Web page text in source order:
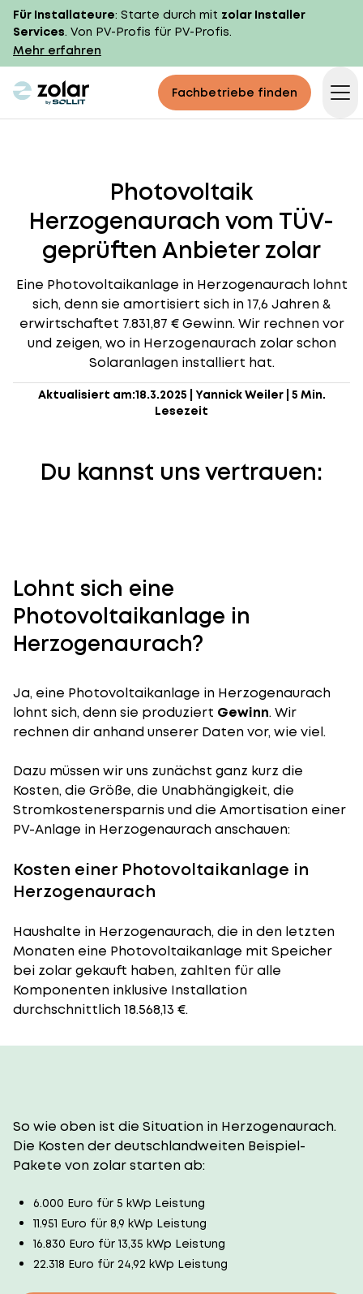
Für Installateure: Starte durch mit zolar Installer
Services. Von PV-Profis für PV-Profis.
Mehr erfahren
zolar logo Fachbetriebe finden
Photovoltaik
Herzogenaurach vom TÜV-
geprüften Anbieter zolar
Eine Photovoltaikanlage in Herzogenaurach lohnt
sich, denn sie amortisiert sich in 17,6 Jahren &
erwirtschaftet 7.831,87 € Gewinn. Wir rechnen vor
und zeigen, wo in Herzogenaurach zolar schon
Solaranlagen installiert hat.
Aktualisiert am:18.3.2025 Yannick Weiler| 5 Min.
Lesezeit
Du kannst uns vertrauen:
Lohnt sich eine
Photovoltaikanlage in
Herzogenaurach?
Ja, eine Photovoltaikanlage in Herzogenaurach
lohnt sich, denn sie produziert Gewinn. Wir
rechnen dir anhand unserer Daten vor, wie viel.
Dazu müssen wir uns zunächst ganz kurz die
Kosten, die Größe, die Unabhängigkeit, die
Stromkostenersparnis und die Amortisation einer
PV-Anlage in Herzogenaurach anschauen:
Kosten einer Photovoltaikanlage in
Herzogenaurach
Haushalte in Herzogenaurach, die in den letzten
Monaten eine Photovoltaikanlage mit Speicher
bei zolar gekauft haben, zahlten für alle
Komponenten inklusive Installation
durchschnittlich 18.568,13 €.
So wie oben ist die Situation in Herzogenaurach.
Die Kosten der deutschlandweiten Beispiel-
Pakete von zolar starten ab:
6.000 Euro für 5 kWp Leistung
11.951 Euro für 8,9 kWp Leistung
16.830 Euro für 13,35 kWp Leistung
22.318 Euro für 24,92 kWp Leistung